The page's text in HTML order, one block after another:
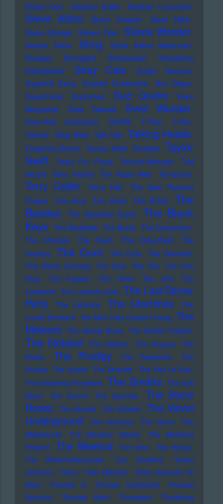
Status Quo
Stephan Sulke Stephen Luscombe
Steve Albini Steve Cropper
Steve Miller
Steve Strange Steven Tyler Stevie Wonder
Stieber Twins Sting
Stock Aitken Waterman
Stooges
Stranglers Stratocaster
Strawberry
Switchblade
Stray Cats
Sufjan Stevens
Sugarhill Gang
Suicidal Tendencies
Sun Diego
Supertramp
Supremes Suzi Quatro
Sven
Marquardt
Sven Tasnadi Sven Wunder
Sven-Ake Johansson SXSW T-Pain
T.Rex
Tahnee Talay Riley Talk Talk Talking Heads
Tangerine Dream Tanner Adell Tarwater Taylor
Swift
Tears For Fears Techno-Wikinger
Ted
Herold
Teho Teardo Ten Years After Terranova
Terry Callier Terry Hall
The Alan Parsons
Project
The Arcs The Avicii The B-52s
The
Beatles
The Beautiful South
The Black
Keys The Bluebells The Byrds The Carpenters
The Champs
The Clash The Colourfield
The
Cramps
The Cure The Curs
The Damned
The Divine Comedy
The Eels The Fall
The Five
Keys
The Fugees The Hives The Jam
The
Ladybirds The Lambrini Girls The Last Dinner
Party
The Lathums The Libertines
The
Louvin Brothers The Man They Could'nt Hang The
Meteors The Moody Blues The Murder Capital
The Notwist The Platters The Pogues
The
Police
The Prodigy The Residents
The
Routes The Seeds The Selecter The Sha La Das
The Smashing Pumpkins The Smiths The Soft
Moon
The Sound The Specials
The Stone
Roses
The Streets The Strokes
The Velvet
Underground
The Ventures The Verve
The
Walkabouts
The Weather Station
The Wedding
Present
The Weeknd The Who
The Wings
The Wirtschaftswunder
The Zombies
Thees
Uhlmann
Them Thilo Mischke
Thirty Seconds To
Mars
Thomas D Thomas Gottschalk
Thomas
Pynchon
Thomas Stein Thompson
Throbbing